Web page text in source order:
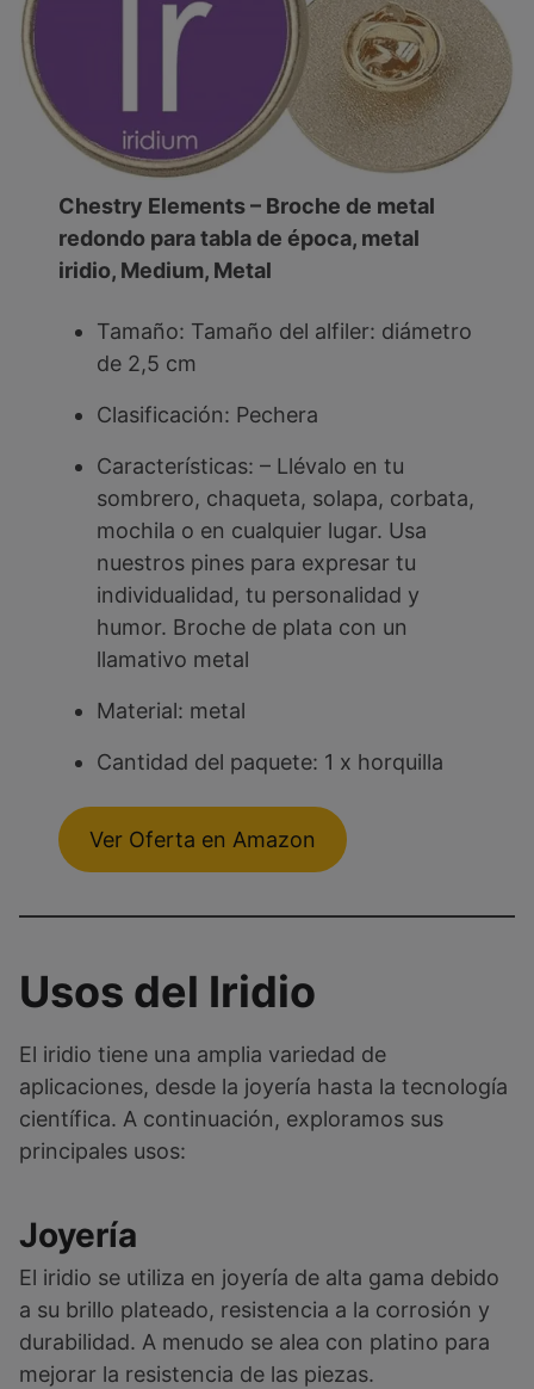
Chestry Elements – Broche de metal
redondo para tabla de época, metal
iridio, Medium, Metal
Tamaño: Tamaño del alfiler: diámetro
de 2,5 cm
Clasificación: Pechera
Características: – Llévalo en tu
sombrero, chaqueta, solapa, corbata,
mochila o en cualquier lugar. Usa
nuestros pines para expresar tu
individualidad, tu personalidad y
humor. Broche de plata con un
llamativo metal
Material: metal
Cantidad del paquete: 1 x horquilla
Ver Oferta en Amazon
Usos del Iridio
El iridio tiene una amplia variedad de
aplicaciones, desde la joyería hasta la tecnología
científica. A continuación, exploramos sus
principales usos:
Joyería
El iridio se utiliza en joyería de alta gama debido
a su brillo plateado, resistencia a la corrosión y
durabilidad. A menudo se alea con platino para
mejorar la resistencia de las piezas.